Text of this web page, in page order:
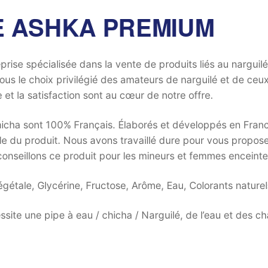
ASHKA PREMIUM
spécialisée dans la vente de produits liés au
le choix privilégié des amateurs de narguilé et de
et la satisfaction sont au cœur de notre offre.
sont 100% Français. Élaborés et développés en
du produit. Nous avons travaillé dure pour vous
ce produit pour les mineurs et femmes
Glycérine, Fructose, Arôme, Eau, Colorants
une pipe à eau / chicha / Narguilé, de l’eau et des